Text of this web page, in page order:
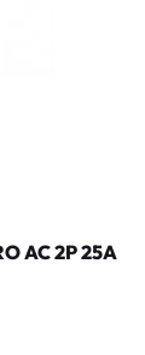
AC 2P 25A